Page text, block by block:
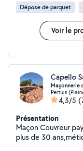
Dépose de parquet
Voir le
Capello
Maçonnerie
Pertuis
4,3/5
Présentation
Maçon Couvreur
plus de 30